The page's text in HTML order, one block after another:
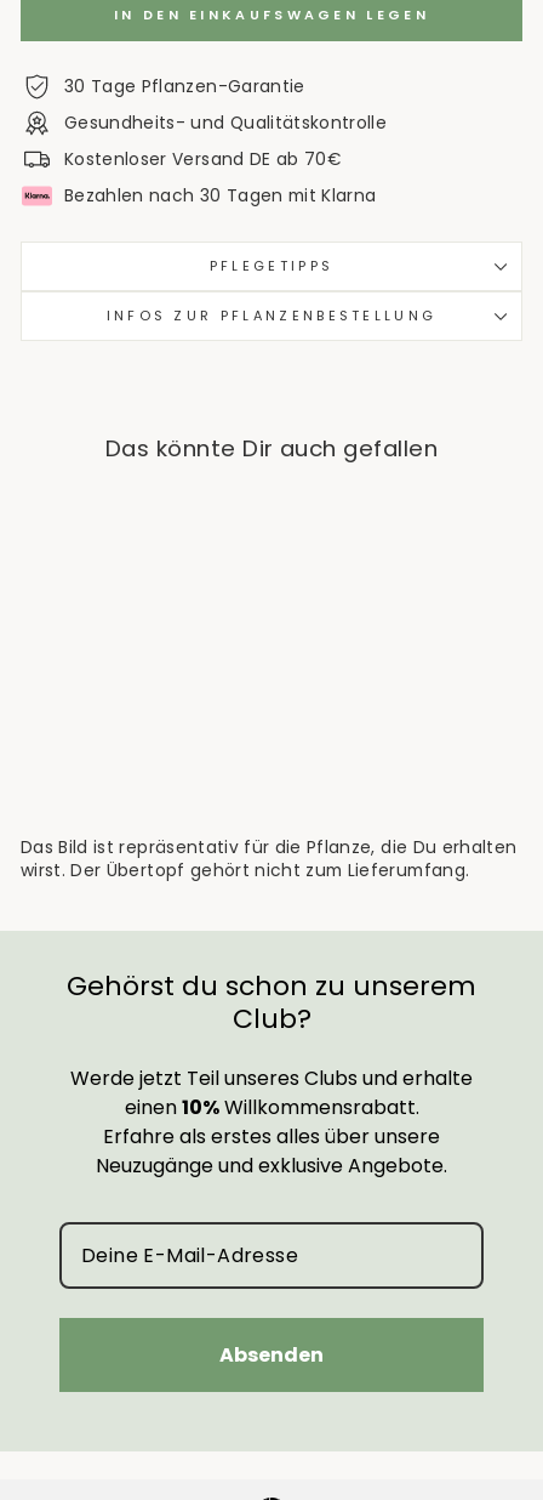
IN DEN EINKAUFSWAGEN LEGEN
30 Tage Pflanzen-Garantie
Gesundheits- und Qualitätskontrolle
Kostenloser Versand DE ab 70€
Bezahlen nach 30 Tagen mit Klarna
PFLEGETIPPS
INFOS ZUR PFLANZENBESTELLUNG
Das könnte Dir auch gefallen
Das Bild ist repräsentativ für die Pflanze, die Du erhalten
wirst. Der Übertopf gehört nicht zum Lieferumfang.
Gehörst du schon zu unserem
Club?
Werde jetzt Teil unseres Clubs und erhalte
einen10%Willkommensrabatt.
Erfahre als erstes alles über unsere
Neuzugänge und exklusive Angebote.
Absenden